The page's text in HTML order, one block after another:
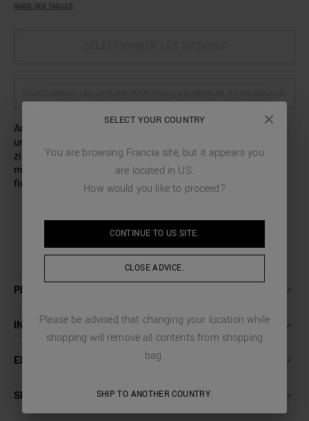
GUIDE DES TAILLES
Antony Morato signe ce pull en coton mélangé doux avec
une coupe classique. Le modèle se distingue grâce au col
zippé et à la finition perforée sur tout le devant et les
manches. Le bas et les manches se terminent par une
finition côtelée fine.
PLUS DE DÉTAILS
INSTRUCTIONS DE LAVAGE
EXPÉDITION ET RETOURS
SERVICE CLIENT
SELECT YOUR COUNTRY
You are browsing Francia site, but it appears you
are located in US.
How would you like to proceed?
CONTINUE TO US SITE.
CLOSE ADVICE.
Please be advised that changing your location while
shopping will remove all contents from shopping
bag.
SHIP TO ANOTHER COUNTRY.